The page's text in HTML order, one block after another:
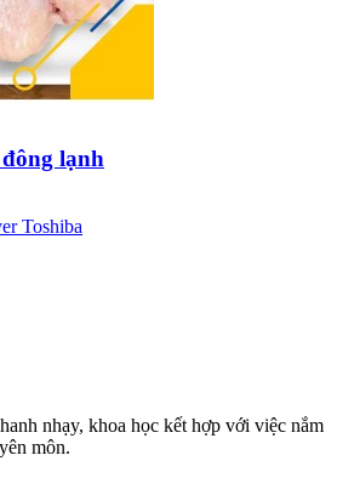
lạnh
Toshiba
nhạy, khoa học kết hợp với việc nắm
môn.